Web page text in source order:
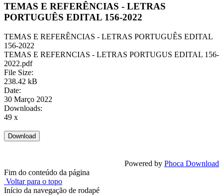
TEMAS E REFERÊNCIAS - LETRAS
PORTUGUÊS EDITAL 156-2022
TEMAS E REFERÊNCIAS - LETRAS PORTUGUÊS EDITAL
156-2022
TEMAS E REFERNCIAS - LETRAS PORTUGUS EDITAL 156-
2022.pdf
File Size:
238.42 kB
Date:
30 Março 2022
Downloads:
49 x
Powered by Phoca Download
Fim do conteúdo da página
Voltar para o topo
Início da navegação de rodapé